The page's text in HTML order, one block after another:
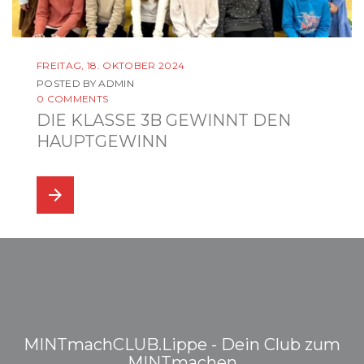
FREITAG, 18. OKTOBER 2024
POSTED BYADMIN
0 COMMENTS
DIE KLASSE 3B GEWINNT DEN
HAUPTGEWINN
arrow_forward
MINTmachCLUB.Lippe - Dein Club zum